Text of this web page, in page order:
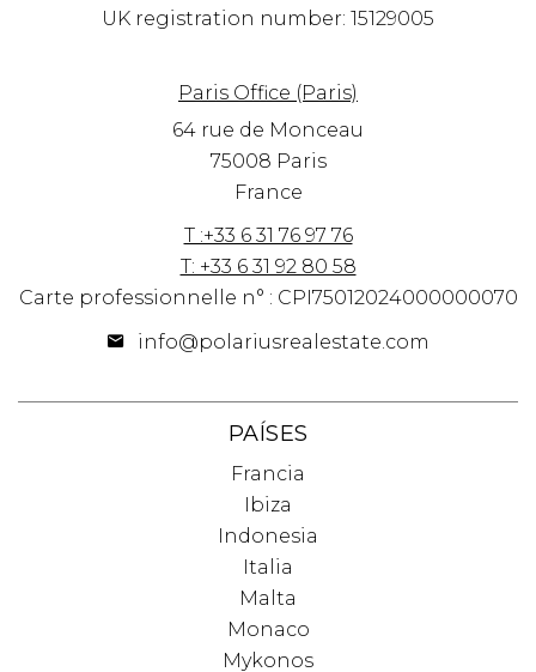
UK registration number: 15129005
Paris Office (Paris)
64 rue de Monceau
75008 Paris
France
T :+33 6 31 76 97 76
T: +33 6 31 92 80 58
Carte professionnelle n° : CPI75012024000000070
info@polariusrealestate.com
PAÍSES
Francia
Ibiza
Indonesia
Italia
Malta
Monaco
Mykonos